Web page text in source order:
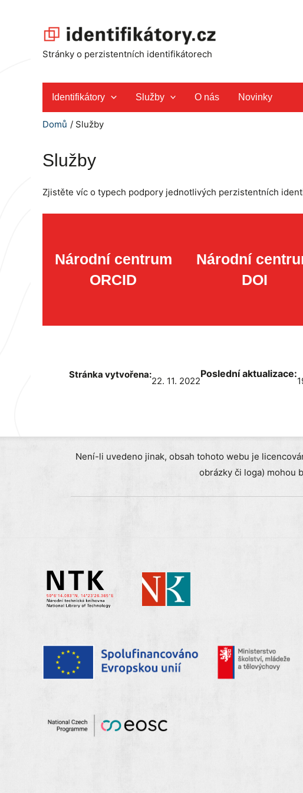
Stránky o perzistentních identifikátorech
Identifikátory Služby O nás Novinky
Domů Služby
Služby
Zjistěte víc o typech podpory jednotlivých perzistentních
Národní centrum
ORCID
Národní
DOI
Stránka vytvořena:
22. 11. 2022
Poslední aktualizace:
Není-li uvedeno jinak, obsah tohoto webu je
obrázky či loga) mohou